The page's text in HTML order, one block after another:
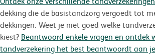
dekking die de basistandzorg vergoedt tot
dekkingen. Weet je niet goed welke
kiest? Beantwoord enkele vragen en ontdek
tandverzekering het best beantwoordt aan